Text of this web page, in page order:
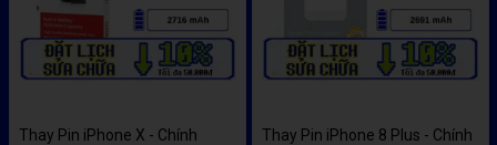
Thay Pin iPhone X - Chính
Thay Pin iPhone 8 Plus - Chính